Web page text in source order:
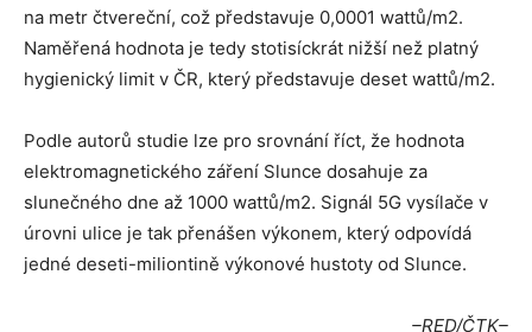
na metr čtvereční, což představuje 0,0001 wattů/m2.
Naměřená hodnota je tedy stotisíckrát nižší než platný
hygienický limit v ČR, který představuje deset wattů/m2.
Podle autorů studie lze pro srovnání říct, že hodnota
elektromagnetického záření Slunce dosahuje za
slunečného dne až 1000 wattů/m2. Signál 5G vysílače v
úrovni ulice je tak přenášen výkonem, který odpovídá
jedné deseti-miliontině výkonové hustoty od Slunce.
–RED/ČTK–